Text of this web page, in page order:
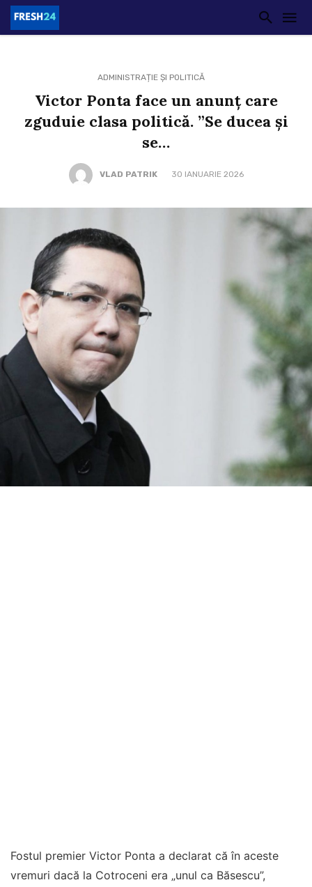
ADMINISTRAȚIE ȘI POLITICĂ
Victor Ponta face un anunț care
zguduie clasa politică. ”Se ducea și
se…
VLAD PATRIK 30 IANUARIE 2026
Fostul premier Victor Ponta a declarat că în aceste
vremuri dacă la Cotroceni era „unul ca Băsescu”,